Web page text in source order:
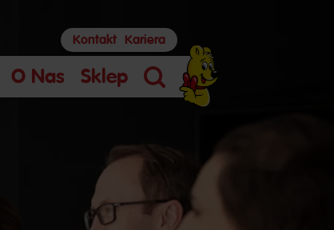
O Nas Sklep
Szukaj
Kontakt Kariera